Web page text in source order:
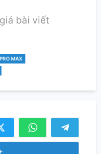
bài viết
MAX
Share
on
Share
on
on
More